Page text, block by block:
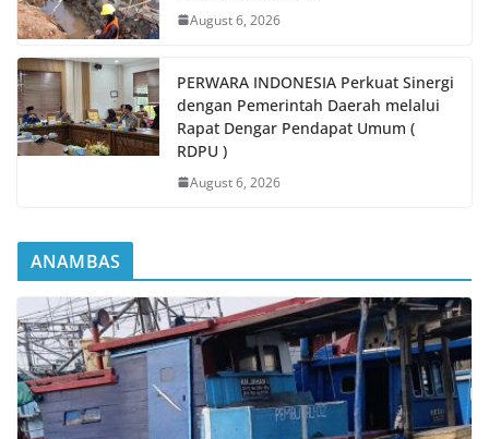
August 6, 2026
PERWARA INDONESIA Perkuat Sinergi
dengan Pemerintah Daerah melalui
Rapat Dengar Pendapat Umum (
RDPU )
August 6, 2026
ANAMBAS